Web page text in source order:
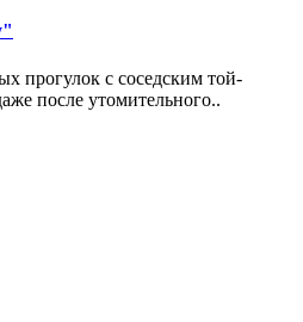
прогулок с соседским той-
после утомительного..